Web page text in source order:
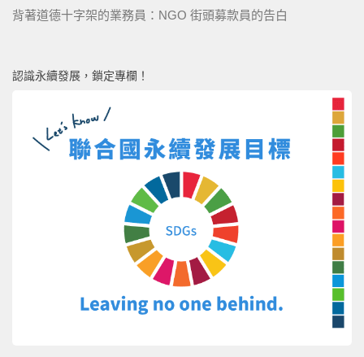
背著道德十字架的業務員：NGO 街頭募款員的告白
認識永續發展，鎖定專欄！